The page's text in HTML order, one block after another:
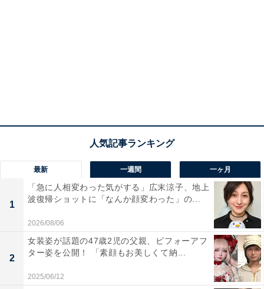
最新 一週間 一ヶ月
1
「急に人相変わった気がする」広末涼子、地上
波復帰ショットに「なんか顔変わった」の...
2026/08/06
2
女装姿が話題の47歳2児の父親、ビフォーアフ
ター姿を公開！ 「素顔もお美しくて納...
2025/06/12